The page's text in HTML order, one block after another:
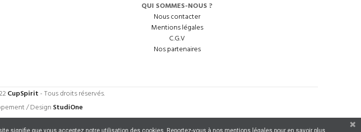
QUI SOMMES-NOUS ?
Nous contacter
Mentions légales
C.G.V
Nos partenaires
CupSpirit - Tous droits réservés.
/ Design StudiOne
signifie que vous acceptez notre utilisation des cookies. Reportez-vous à nos mentions légales pour en savoir plus